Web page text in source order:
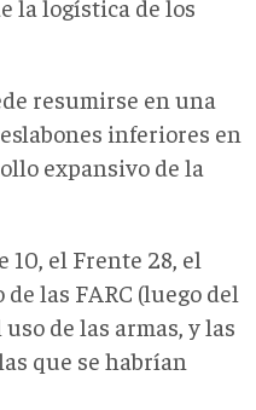
la logística de los
resumirse en una
inferiores en
expansivo de la
el Frente 28, el
las FARC (luego del
de las armas, y las
que se habrían